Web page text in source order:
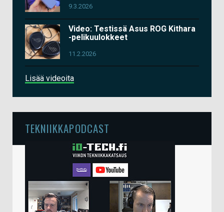
9.3.2026
Video: Testissä Asus ROG Kithara
-pelikuulokkeet
11.2.2026
Lisää videoita
TEKNIIKKAPODCAST